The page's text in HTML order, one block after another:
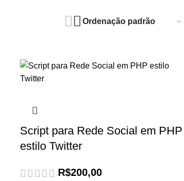
Script para Rede Social em PHP
estilo Twitter
R$200,00